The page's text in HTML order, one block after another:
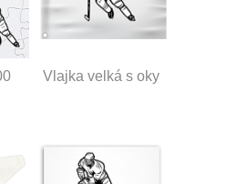
Vlajka velká s oky